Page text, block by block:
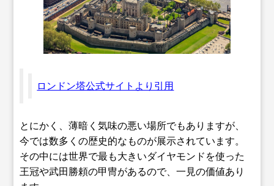
ロンドン塔公式サイトより引用
とにかく、薄暗く気味の悪い場所でもありますが、
今では数多くの歴史的なものが展示されています。
その中には世界で最も大きいダイヤモンドを使った
王冠や武田勝頼の甲冑があるので、一見の価値あり